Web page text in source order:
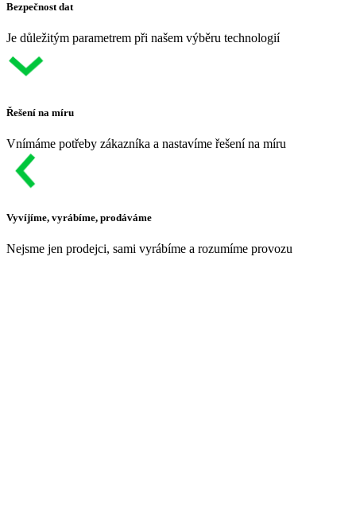
Bezpečnost dat
Je důležitým parametrem při našem výběru technologií
Řešení na míru
Vnímáme potřeby zákazníka a nastavíme řešení na míru
Vyvíjíme, vyrábíme, prodáváme
Nejsme jen prodejci, sami vyrábíme a rozumíme provozu